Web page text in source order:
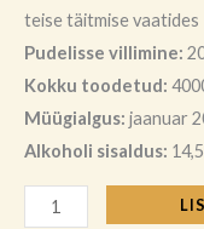
teise täitmise vaatides
Pudelisse villimine:
Kokku toodetud:
Müügialgus: jaanuar
Alkoholi sisaldus: